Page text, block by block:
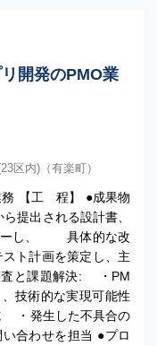
開発のPMO業
区内)（有楽町）
務 【工 程】 ●成果物
提出される設計書、
ーし、 具体的な改
ト計画を策定し、主
査と課題解決: ・PM
技術的な実現可能性
発生した不具合の
合わせを担当 ●プロ